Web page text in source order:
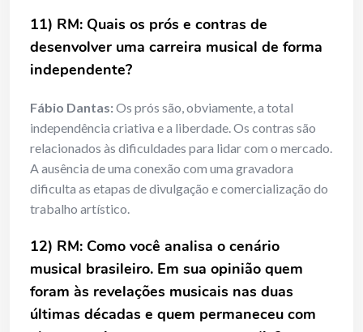
11) RM: Quais os prós e contras de
desenvolver uma carreira musical de forma
independente?
Fábio Dantas:Os prós são, obviamente, a total
independência criativa e a liberdade. Os contras são
relacionados às dificuldades para lidar com o mercado.
A ausência de uma conexão com uma gravadora
dificulta as etapas de divulgação e comercialização do
trabalho artístico.
12) RM: Como você analisa o cenário
musical brasileiro. Em sua opinião quem
foram às revelações musicais nas duas
últimas décadas e quem permaneceu com